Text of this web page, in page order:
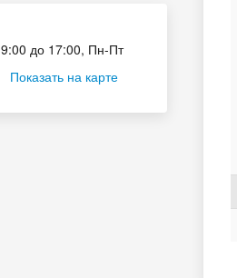
9:00 до 17:00, Пн-Пт
Показать на карте